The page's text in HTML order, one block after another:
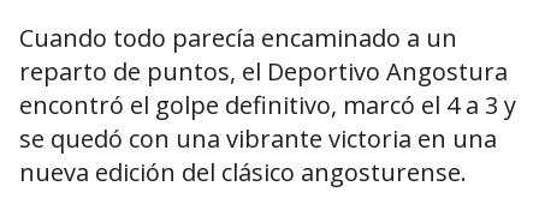
Cuando todo parecía encaminado a un
reparto de puntos, el Deportivo Angostura
encontró el golpe definitivo, marcó el 4 a 3 y
se quedó con una vibrante victoria en una
nueva edición del clásico angosturense.